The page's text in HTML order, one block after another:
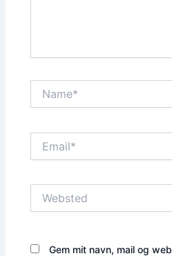
Gem mit navn, mail og